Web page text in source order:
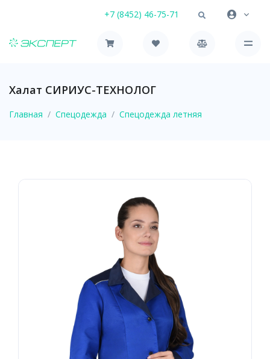
+7 (8452) 46-75-71
Халат СИРИУС-ТЕХНОЛОГ
Главная Спецодежда Спецодежда летняя